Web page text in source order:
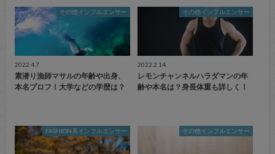
その他インフルエンサー
2022.4.7
素潜り漁師マサルの年齢や出身、
本名プロフ！大学などの学歴は？
その他インフルエンサー
2022.2.14
レモンチャンネルハラダマンの年
齢や本名は？身長体重も詳しく！
FASHION系インフルエンサー その他インフルエンサー